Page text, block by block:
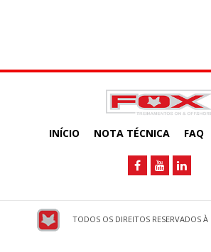
INÍCIO NOTA TÉCNICA FAQ
TODOS OS DIREITOS RESERVADOS